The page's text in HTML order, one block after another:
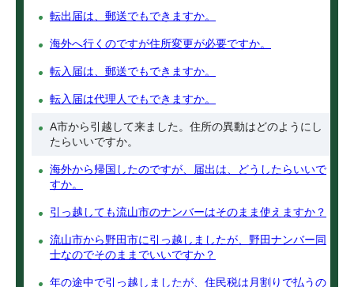
転出届は、郵送でもできますか。
海外へ行くのですが住所変更が必要ですか。
転入届は、郵送でもできますか。
転入届は代理人でもできますか。
A市から引越して来ました。住所の異動はどのようにし
たらいいですか。
海外から帰国したのですが、届出は、どうしたらいいで
すか。
引っ越しても流山市のナンバーはそのまま使えますか？
流山市から野田市に引っ越しましたが、野田ナンバー同
士なのでそのままでいいですか？
年の途中で引っ越しましたが、住民税は月割りで払うの